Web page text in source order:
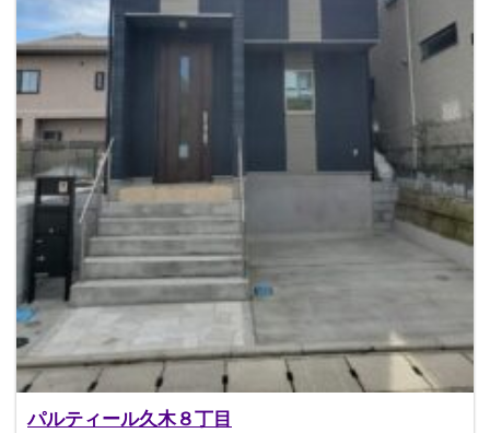
パルティール久木８丁目